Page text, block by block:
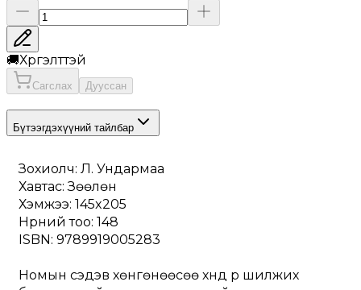
🚚Хүргэлттэй
Сагслах Дууссан
Бүтээгдэхүүний тайлбар
Зохиолч: Л. Ундармаа
Хавтас: Зөөлөн
Хэмжээ: 145x205
Нүүрний тоо: 148
ISBN: 9789919005283
Номын сэдэв хөнгөнөөсөө хүнд рүү шилжих